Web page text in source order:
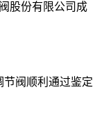
股份有限公司成
节阀顺利通过鉴定